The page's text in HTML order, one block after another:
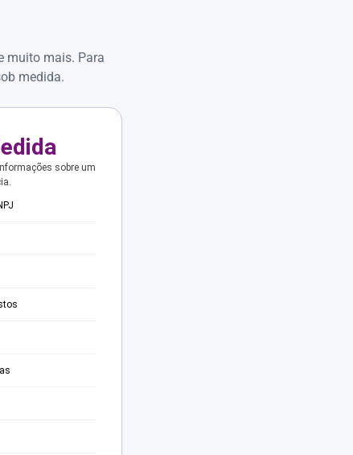
muito mais. Para
medida.
sobre um